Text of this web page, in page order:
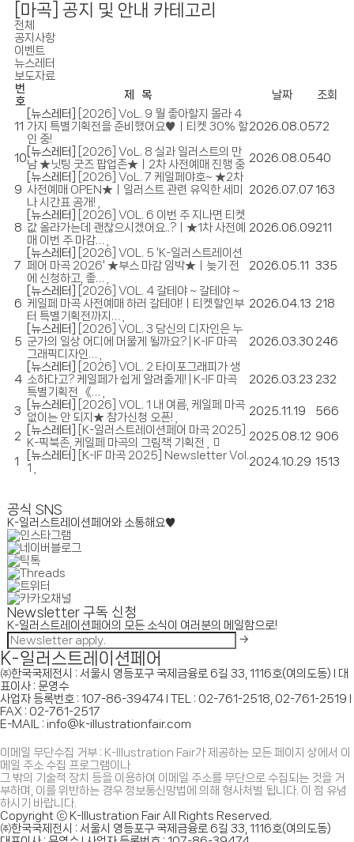
[마곡] 공지 및 안내 카테고리
전체
공지사항
이벤트
뉴스레터
보도자료
번
호
제 목 날짜 조회
11
[뉴스레터]
[2026] VoL. 9 뭘 좋아할지 몰라 4
가지 특별기획전을 준비했어요♥ㅣ티켓 30% 할
인 중!
2026.08.0572
10 [뉴스레터]
[2026] VoL. 8 실과 일러스트의 만
남 ★닛팅 굿즈 팝업존★ㅣ2차 사전예매 진행 중 2026.08.0540
9
[뉴스레터]
[2026] VoL. 7 케일페야호~ ★2차
사전예매 OPEN★ㅣ일러스트 관련 유익한 세미
나 시간표 공개!
2026.07.07163
8
[뉴스레터]
[2026] VOL. 6 이번 주 지나면 티켓
값 올라가는데 괜찮으시겠어요..?ㅣ★1차 사전예
매 이번 주 마감…
2026.06.09211
7
[뉴스레터]
[2026] VOL. 5 'K-일러스트레이션
페어 마곡 2026' ★부스 마감 임박★ㅣ늦기 전
에 신청하고, 좋…
2026.05.11 335
6
[뉴스레터]
[2026] VOL. 4 갈테야 ~ 갈테야 ~
케일페 마곡 사전예매 하러 갈테야!ㅣ티켓할인부
터 특별기획전까지…
2026.04.13 218
5
[뉴스레터]
[2026] VOL. 3 당신의 디자인은 누
군가의 일상 어디에 머물게 될까요? | K-IF 마곡
그래픽디자인…
2026.03.30 246
4
[뉴스레터]
[2026] VOL. 2 타이포그래피가 생
소하다고? 케일페가 쉽게 알려줄게! | K-IF 마곡
특별기획전 《…
2026.03.23 232
3 [뉴스레터]
[2026] VOL. 1 내 여름, 케일페 마곡
없이는 안 되지★ 참가신청 오픈!
2025.11.19
566
2
[뉴스레터]
[K-일러스트레이션페어 마곡 2025]
K-픽북존, 케일페 마곡의 그림책 기획전
2025.08.12 906
1
[뉴스레터]
[K-IF 마곡 2025] Newsletter Vol.
1
2024.10.29 1513
공식 SNS
K-일러스트레이션페어와 소통해요♥
Newsletter 구독 신청
K-일러스트레이션페어의 모든 소식이 여러분의 메일함으로!
K-일러스트레이션페어
㈜한국국제전시 : 서울시 영등포구 국제금융로 6길 33, 1116호(여의도동) I 대
표이사 : 문영수
사업자 등록번호 : 107-86-39474 I TEL : 02-761-2518, 02-761-2519 I
FAX : 02-761-2517
E-MAIL : info@k-illustrationfair.com
이메일 무단수집 거부 : K-Illustration Fair가 제공하는 모든 페이지 상에서 이
메일 주소 수집 프로그램이나
그 밖의 기술적 장치 등을 이용하여 이메일 주소를 무단으로 수집되는 것을 거
부하며, 이를 위반하는 경우 정보통신망법에 의해 형사처벌 됩니다. 이 점 유념
하시기 바랍니다.
Copyright ⓒ K-Illustration Fair All Rights Reserved.
㈜한국국제전시 : 서울시 영등포구 국제금융로 6길 33, 1116호(여의도동)